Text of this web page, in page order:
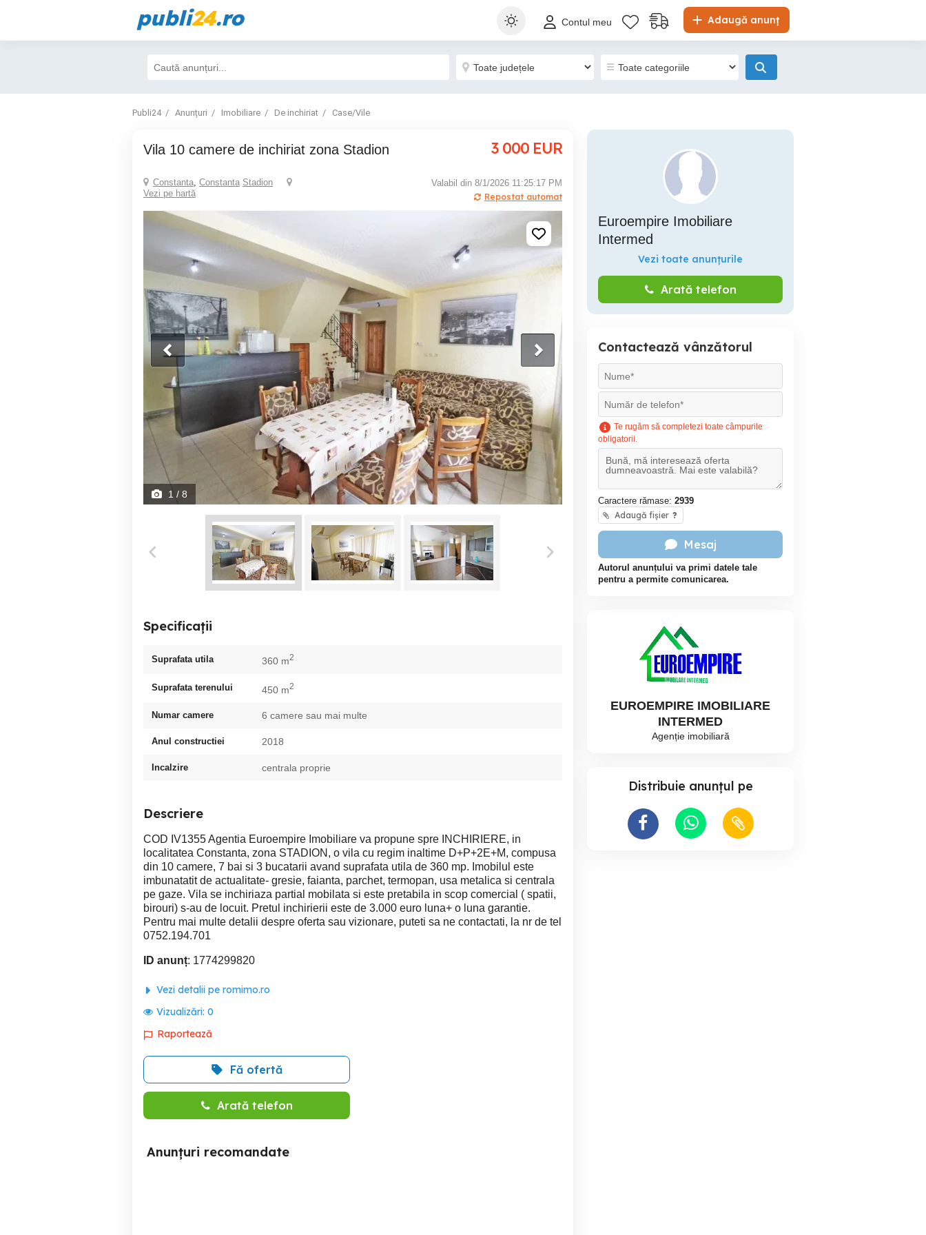
publi24.ro Adaugă anunț
Contul meu
Publi24 Anunțuri Imobiliare De inchiriat Case/Vile
Vila 10 camere de inchiriat zona Stadion 3 000 EUR
Constanta, Constanta Stadion
Vezi pe hartă
Valabil din 8/1/2026 11:25:17 PM
Repostat automat
1 / 8
Specificații
Suprafata utila 360 m2
Suprafata terenului 450 m2
Numar camere 6 camere sau mai multe
Anul constructiei 2018
Incalzire centrala proprie
Descriere
COD IV1355 Agentia Euroempire Imobiliare va propune spre INCHIRIERE, in
localitatea Constanta, zona STADION, o vila cu regim inaltime D+P+2E+M, compusa
din 10 camere, 7 bai si 3 bucatarii avand suprafata utila de 360 mp. Imobilul este
imbunatatit de actualitate- gresie, faianta, parchet, termopan, usa metalica si centrala
pe gaze. Vila se inchiriaza partial mobilata si este pretabila in scop comercial ( spatii,
birouri) s-au de locuit. Pretul inchirierii este de 3.000 euro luna+ o luna garantie.
Pentru mai multe detalii despre oferta sau vizionare, puteti sa ne contactati, la nr de tel
0752.194.701
ID anunț: 1774299820
Vezi detalii pe romimo.ro
Vizualizări: 0
Raportează
Fă ofertă
Arată telefon
Anunțuri recomandate
Euroempire Imobiliare
Intermed
Vezi toate anunțurile
Arată telefon
Contactează vânzătorul
Te rugăm să completezi toate câmpurile
obligatorii.
Caractere rămase: 2939
Adaugă fișier ?
Mesaj
Autorul anunțului va primi datele tale
pentru a permite comunicarea.
EUROEMPIRE IMOBILIARE
INTERMED
Agenție imobiliară
Distribuie anunțul pe